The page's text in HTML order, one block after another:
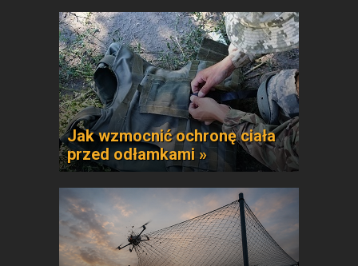
Jak wzmocnić ochronę ciała
przed odłamkami »